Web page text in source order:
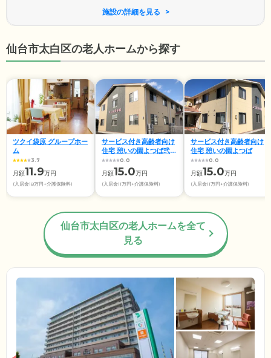
施設の詳細を見る
仙台市太白区の老人ホームから探す
ツクイ袋原 グループホー
ム
3.7
月額11.9万円
(入居金18万円+介護保険料)
サービス付き高齢者向け
住宅 憩いの園よつば弐号
館
0.0
月額15.0万円
(入居金11万円+介護保険料)
サービス付き高齢者向け
住宅 憩いの園よつば
0.0
月額15.0万円
(入居金11万円+介護保険料)
仙台市太白区の老人ホームを全て
見る